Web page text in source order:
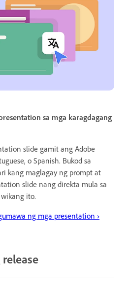
sa mga karagdagang
slide gamit ang Adobe
o Spanish. Bukod sa
kang maglagay ng prompt at
slide nang direkta mula sa
ito.
ng mga presentation ›